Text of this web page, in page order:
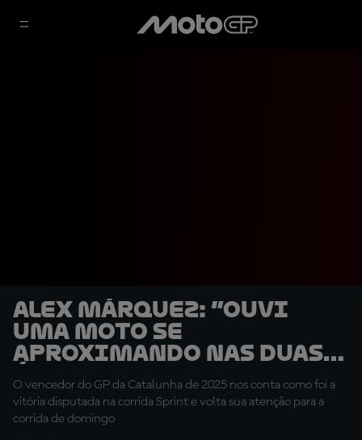
Alex Márquez: “Ouvi
uma moto se
aproximando nas duas
últimas voltas”
O vencedor do GP da Catalunha de 2025 nos conta como foi a
vitória disputada na corrida Sprint e volta sua atenção para a
corrida de domingo